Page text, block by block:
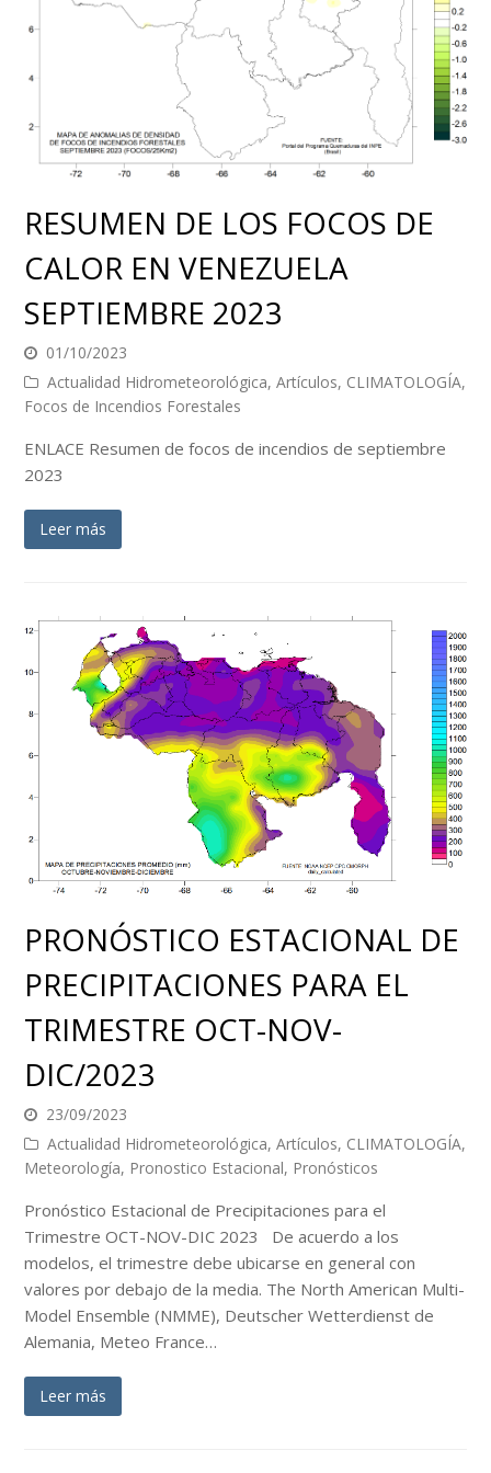
RESUMEN DE LOS FOCOS DE
CALOR EN VENEZUELA
SEPTIEMBRE 2023
01/10/2023
Actualidad Hidrometeorológica,Artículos, CLIMATOLOGÍA,
Focos de Incendios Forestales
ENLACE Resumen de focos de incendios de septiembre
2023
Leer más
PRONÓSTICO ESTACIONAL DE
PRECIPITACIONES PARA EL
TRIMESTRE OCT-NOV-
DIC/2023
23/09/2023
Actualidad Hidrometeorológica,Artículos, CLIMATOLOGÍA,
Meteorología, Pronostico Estacional, Pronósticos
Pronóstico Estacional de Precipitaciones para el
Trimestre OCT-NOV-DIC 2023 De acuerdo a los
modelos, el trimestre debe ubicarse en general con
valores por debajo de la media. The North American Multi-
Model Ensemble (NMME), Deutscher Wetterdienst de
Alemania, Meteo France…
Leer más